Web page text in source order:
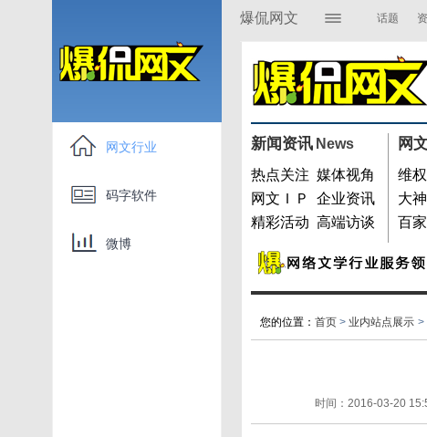
网文行业
码字软件
微博
爆侃网文
码字软件
名家专栏
爆侃游戏
开
话题
新闻资讯 News
热点关注 媒体视角
网文ＩＰ
企业资讯
精彩活动 高端访谈
网
维
大
百
您的位置： 首页 > 业内站点展示 >
时间：2016-03-20